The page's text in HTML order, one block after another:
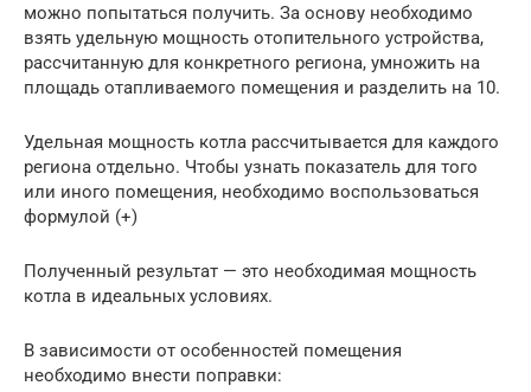
можно попытаться получить. За основу необходимо
взять удельную мощность отопительного устройства,
рассчитанную для конкретного региона, умножить на
площадь отапливаемого помещения и разделить на 10.
Удельная мощность котла рассчитывается для каждого
региона отдельно. Чтобы узнать показатель для того
или иного помещения, необходимо воспользоваться
формулой (+)
Полученный результат — это необходимая мощность
котла в идеальных условиях.
В зависимости от особенностей помещения
необходимо внести поправки: